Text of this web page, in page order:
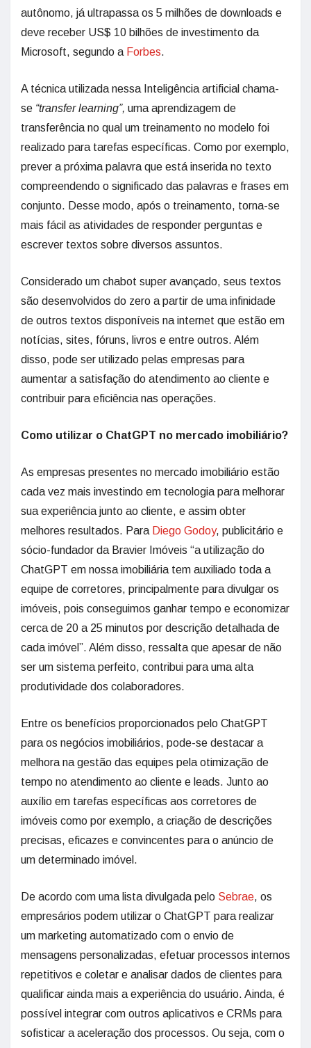
autônomo, já ultrapassa os 5 milhões de downloads e
deve receber US$ 10 bilhões de investimento da
Microsoft, segundo a Forbes.
A técnica utilizada nessa Inteligência artificial chama-
se “transfer learning”, uma aprendizagem de
transferência no qual um treinamento no modelo foi
realizado para tarefas específicas. Como por exemplo,
prever a próxima palavra que está inserida no texto
compreendendo o significado das palavras e frases em
conjunto. Desse modo, após o treinamento, torna-se
mais fácil as atividades de responder perguntas e
escrever textos sobre diversos assuntos.
Considerado um chabot super avançado, seus textos
são desenvolvidos do zero a partir de uma infinidade
de outros textos disponíveis na internet que estão em
notícias, sites, fóruns, livros e entre outros. Além
disso, pode ser utilizado pelas empresas para
aumentar a satisfação do atendimento ao cliente e
contribuir para eficiência nas operações.
Como utilizar o ChatGPT no mercado imobiliário?
As empresas presentes no mercado imobiliário estão
cada vez mais investindo em tecnologia para melhorar
sua experiência junto ao cliente, e assim obter
melhores resultados. Para Diego Godoy, publicitário e
sócio-fundador da Bravier Imóveis “a utilização do
ChatGPT em nossa imobiliária tem auxiliado toda a
equipe de corretores, principalmente para divulgar os
imóveis, pois conseguimos ganhar tempo e economizar
cerca de 20 a 25 minutos por descrição detalhada de
cada imóvel”. Além disso, ressalta que apesar de não
ser um sistema perfeito, contribui para uma alta
produtividade dos colaboradores.
Entre os benefícios proporcionados pelo ChatGPT
para os negócios imobiliários, pode-se destacar a
melhora na gestão das equipes pela otimização de
tempo no atendimento ao cliente e leads. Junto ao
auxílio em tarefas específicas aos corretores de
imóveis como por exemplo, a criação de descrições
precisas, eficazes e convincentes para o anúncio de
um determinado imóvel.
De acordo com uma lista divulgada pelo Sebrae, os
empresários podem utilizar o ChatGPT para realizar
um marketing automatizado com o envio de
mensagens personalizadas, efetuar processos internos
repetitivos e coletar e analisar dados de clientes para
qualificar ainda mais a experiência do usuário. Ainda, é
possível integrar com outros aplicativos e CRMs para
sofisticar a aceleração dos processos. Ou seja, com o